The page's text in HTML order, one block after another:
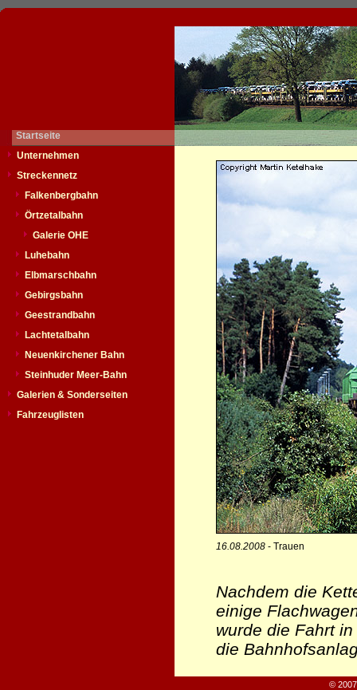
Startseite
Unternehmen
Streckennetz
Falkenbergbahn
Örtzetalbahn
Galerie OHE
Luhebahn
Elbmarschbahn
Gebirgsbahn
Geestrandbahn
Lachtetalbahn
Neuenkirchener Bahn
Steinhuder Meer-Bahn
Galerien & Sonderseiten
Fahrzeuglisten
16.08.2008- Trauen
Nachdem die
einige
wurde die Fahrt
die
©